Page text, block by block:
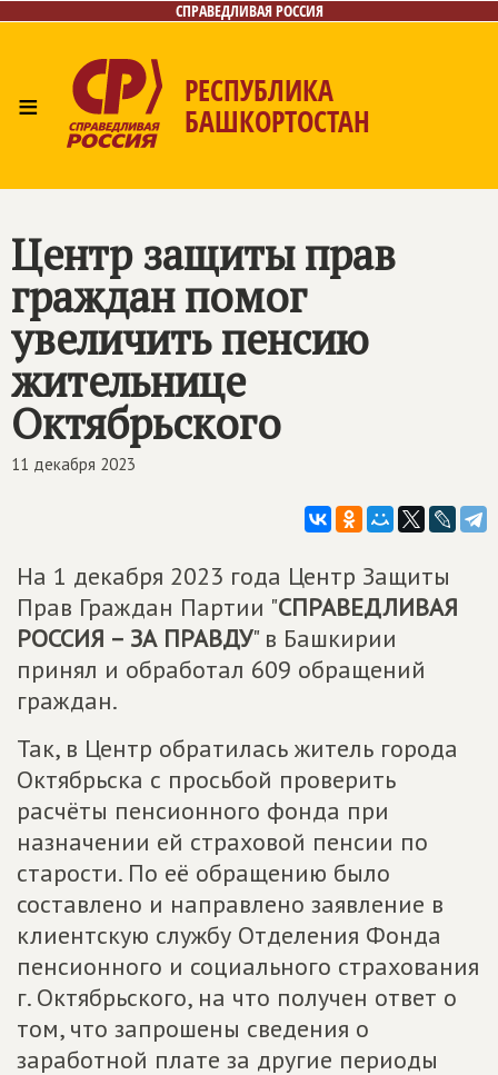
СПРАВЕДЛИВАЯ РОССИЯ
≡ РЕСПУБЛИКА
БАШКОРТОСТАН
Центр защиты прав
граждан помог
увеличить пенсию
жительнице
Октябрьского
11 декабря 2023
На 1 декабря 2023 года Центр Защиты
Прав Граждан Партии "СПРАВЕДЛИВАЯ
РОССИЯ – ЗА ПРАВДУ" в Башкирии
принял и обработал 609 обращений
граждан.
Так, в Центр обратилась житель города
Октябрьска с просьбой проверить
расчёты пенсионного фонда при
назначении ей страховой пенсии по
старости. По её обращению было
составлено и направлено заявление в
клиентскую службу Отделения Фонда
пенсионного и социального страхования
г. Октябрьского, на что получен ответ о
том, что запрошены сведения о
заработной плате за другие периоды